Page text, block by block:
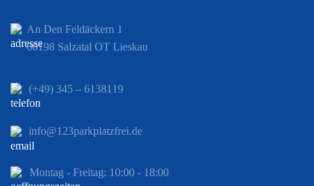
An Den Feldäckern 1
06198 Salzatal OT Lieskau
(+49) 345 – 6138119
info@123parkplatzfrei.de
Montag - Freitag: 10:00 - 18:00